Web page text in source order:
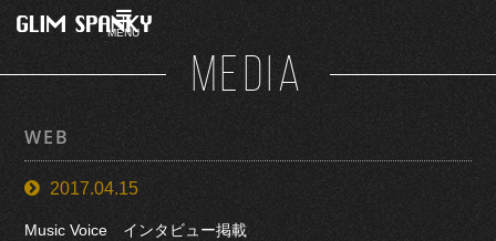
MENU
MEDIA
WEB
2017.04.15
Music Voice インタビュー掲載